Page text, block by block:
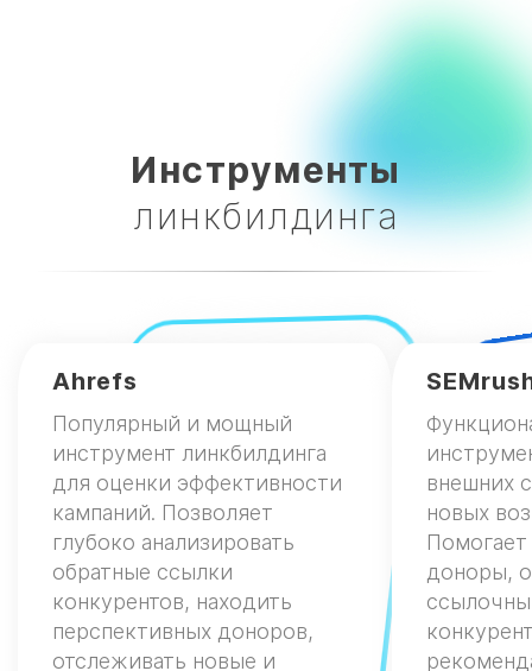
поисковые системы учитывают
релевантности и авторитетности
Увеличение видимости бренда.
высокой посещаемостью, это
увеличивает вашу видимость для
целевой аудитории.
навигации сайта.Возможность
направлять пользователей к нужным
разделам, что способствует
лучшему восприятию ресурса.
Покупка качественных ссылок — это
эффективный способ улучшить
позиции вашего сайта, повысить его
авторитет и привлечь целевой
Инструменты
линкбилдинга
Ahrefs
Популярный и мощный
инструмент линкбилдинга
для оценки эффективности
кампаний. Позволяет
глубоко анализировать
обратные ссылки
конкурентов, находить
перспективных доноров,
отслеживать новые и
внешних
новых
доноры,